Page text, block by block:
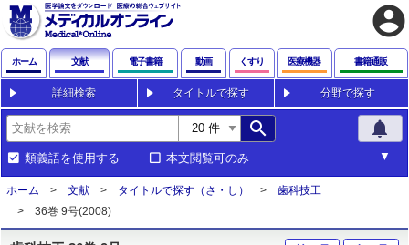
account_circle
ホーム 文献 電子書籍 動画 くすり 医療機器 書籍通販
詳細検索 タイトルで探す 分野で探す
search notifications
類義語を使用する 本文閲覧可のみ
ホーム 文献 タイトルで探す（さ・し）
歯科技工
36巻 9号(2008)